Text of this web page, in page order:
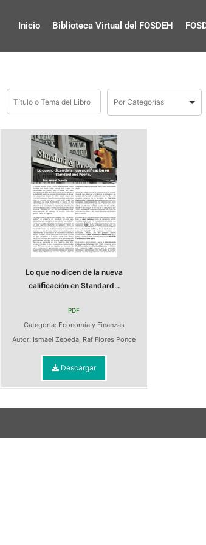
Inicio Biblioteca Virtual del FOSDEH
Lo que no dicen de la nueva
caliﬁcación en Standard...
PDF
Categoría: Economía y Finanzas
Autor: Ismael Zepeda, Raf Flores Ponce
Descargar